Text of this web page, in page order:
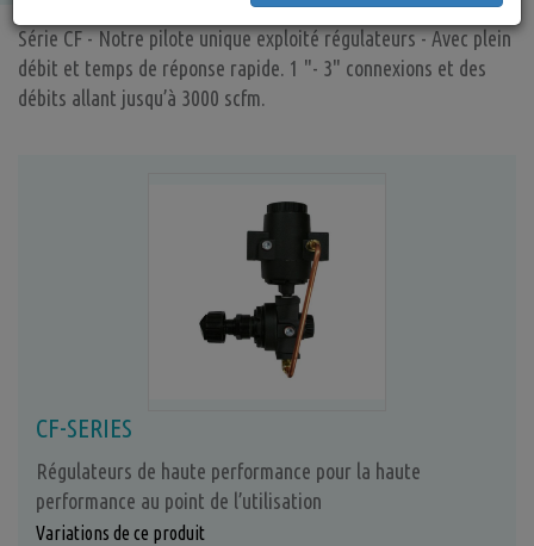
Série CF - Notre pilote unique exploité régulateurs - Avec plein
débit et temps de réponse rapide. 1 "- 3" connexions et des
débits allant jusqu’à 3000 scfm.
CF-SERIES
Régulateurs de haute performance pour la haute
performance au point de l’utilisation
Variations de ce produit